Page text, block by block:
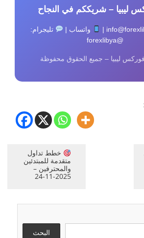
ليبيا – شريككم في النجاح
واتساب |
تليجرام:
@forexlibya
خطط تداول
متقدمة للمبتدئين
والمحترفين –
2025-11-24
البحث